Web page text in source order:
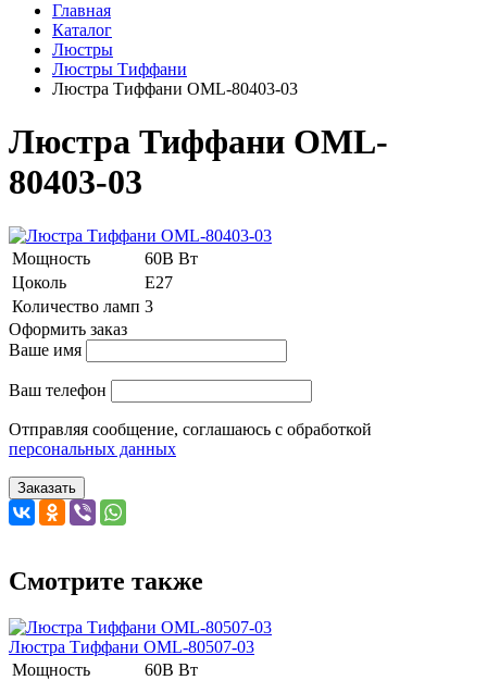
Главная
Каталог
Люстры
Люстры Тиффани
Люстра Тиффани OML-80403-03
Люстра Тиффани OML-
80403-03
Мощность
60В Вт
Цоколь
E27
Количество ламп 3
Оформить заказ
Ваше имя
Ваш телефон
Отправляя сообщение, соглашаюсь с обработкой
персональных данных
Заказать
Смотрите также
Люстра Тиффани OML-80507-03
Мощность
60В Вт